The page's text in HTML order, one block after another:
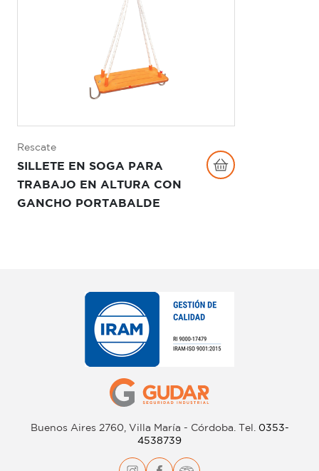
Rescate
SILLETE EN SOGA PARA
TRABAJO EN ALTURA CON
GANCHO PORTABALDE
Buenos Aires 2760, Villa María - Córdoba. Tel. 0353-
4538739